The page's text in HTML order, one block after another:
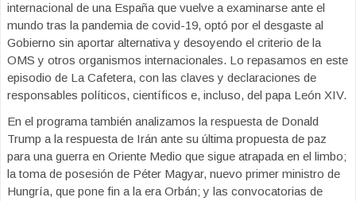
internacional de una España que vuelve a examinarse ante el
mundo tras la pandemia de covid-19, optó por el desgaste al
Gobierno sin aportar alternativa y desoyendo el criterio de la
OMS y otros organismos internacionales. Lo repasamos en este
episodio de La Cafetera, con las claves y declaraciones de
responsables políticos, científicos e, incluso, del papa León XIV.
En el programa también analizamos la respuesta de Donald
Trump a la respuesta de Irán ante su última propuesta de paz
para una guerra en Oriente Medio que sigue atrapada en el limbo;
la toma de posesión de Péter Magyar, nuevo primer ministro de
Hungría, que pone fin a la era Orbán; y las convocatorias de